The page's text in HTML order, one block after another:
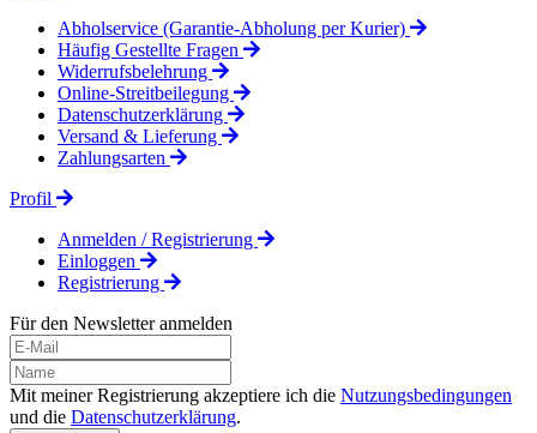
Abholservice (Garantie-Abholung per Kurier)
Häufig Gestellte Fragen
Widerrufsbelehrung
Online-Streitbeilegung
Datenschutzerklärung
Versand & Lieferung
Zahlungsarten
Profil
Anmelden / Registrierung
Einloggen
Registrierung
Für den Newsletter anmelden
Mit meiner Registrierung akzeptiere ich die Nutzungsbedingungen
und die Datenschutzerklärung.